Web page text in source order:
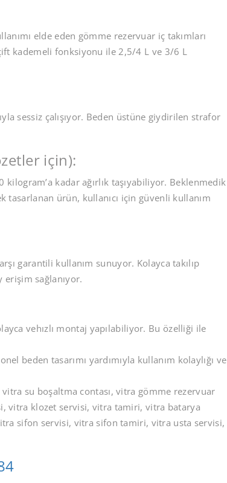
elde eden gömme rezervuar iç takımları
kademeli fonksiyonu ile 2,5/4 L ve 3/6 L
sessiz çalışıyor. Beden üstüne giydirilen strafor
için):
kadar ağırlık taşıyabiliyor. Beklenmedik
tasarlanan ürün, kullanıcı için güvenli kullanım
garantili kullanım sunuyor. Kolayca takılıp
erişim sağlanıyor.
vehızlı montaj yapılabiliyor. Bu özelliği ile
beden tasarımı yardımıyla kullanım kolaylığı ve
su boşaltma contası, vitra gömme rezervuar
vitra klozet servisi, vitra tamiri, vitra batarya
sifon servisi, vitra sifon tamiri, vitra usta servisi,